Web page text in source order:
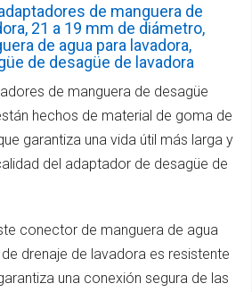
de manguera de
21 a 19 mm de diámetro,
de agua para lavadora,
de desagüe de lavadora
de manguera de desagüe
hechos de material de goma de
garantiza una vida útil más larga y
del adaptador de desagüe de
conector de manguera de agua
drenaje de lavadora es resistente
una conexión segura de las